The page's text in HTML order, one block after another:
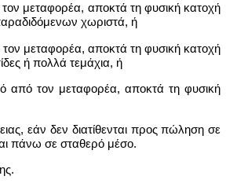
μεταφορέα, αποκτά τη φυσική κατοχή
χωριστά, ή
μεταφορέα, αποκτά τη φυσική κατοχή
ή πολλά τεμάχια, ή
από τον μεταφορέα, αποκτά τη φυσική
εάν δεν διατίθενται προς πώληση σε
πάνω σε σταθερό μέσο.